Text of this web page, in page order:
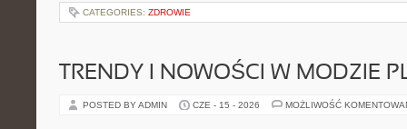
CATEGORIES: ZDROWIE
TRENDY I NOWOŚCI W MODZIE
POSTED BY ADMIN CZE - 15 - 2026 MOŻLIWOŚĆ